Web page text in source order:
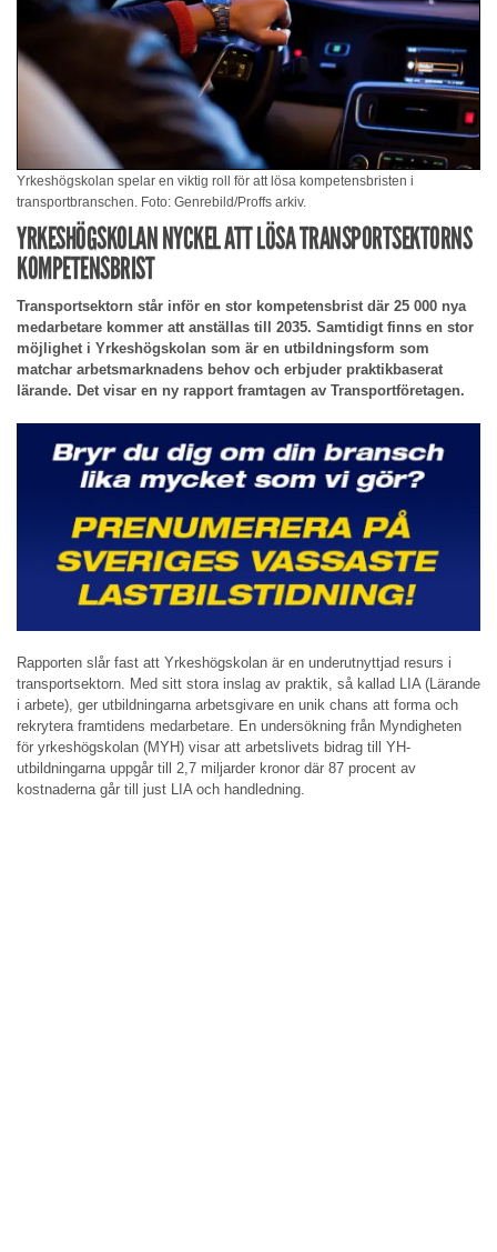
Yrkeshögskolan spelar en viktig roll för att lösa kompetensbristen i
transportbranschen. Foto: Genrebild/Proffs arkiv.
YRKESHÖGSKOLAN NYCKEL ATT LÖSA TRANSPORTSEKTORNS
KOMPETENSBRIST
Transportsektorn står inför en stor kompetensbrist där 25 000 nya
medarbetare kommer att anställas till 2035. Samtidigt finns en stor
möjlighet i Yrkeshögskolan som är en utbildningsform som
matchar arbetsmarknadens behov och erbjuder praktikbaserat
lärande. Det visar en ny rapport framtagen av Transportföretagen.
Rapporten slår fast att Yrkeshögskolan är en underutnyttjad resurs i
transportsektorn. Med sitt stora inslag av praktik, så kallad LIA (Lärande
i arbete), ger utbildningarna arbetsgivare en unik chans att forma och
rekrytera framtidens medarbetare. En undersökning från Myndigheten
för yrkeshögskolan (MYH) visar att arbetslivets bidrag till YH-
utbildningarna uppgår till 2,7 miljarder kronor där 87 procent av
kostnaderna går till just LIA och handledning.